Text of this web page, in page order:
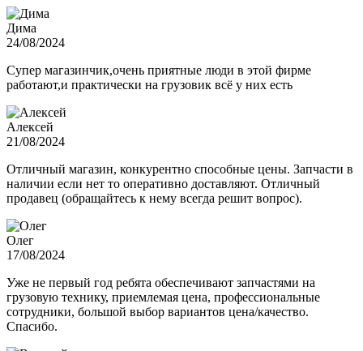
Дима
24/08/2024
Супер магазинчик,очень приятные люди в этой фирме
работают,и практически на грузовик всё у них есть
Алексей
21/08/2024
Отличный магазин, конкурентно способные цены. Запчасти в
наличии если нет то оперативно доставляют. Отличный
продавец (обращайтесь к нему всегда решит вопрос).
Олег
17/08/2024
Уже не первый год ребята обеспечивают запчастями на
грузовую технику, приемлемая цена, профессиональные
сотрудники, большой выбор вариантов цена/качество.
Спасибо.